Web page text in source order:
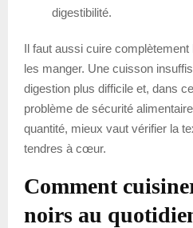
digestibilité.
Il faut aussi cuire complètement
les manger. Une cuisson
digestion plus difficile et, dans
problème de sécurité
quantité, mieux vaut vérifier la
tendres à cœur.
Comment
noirs au